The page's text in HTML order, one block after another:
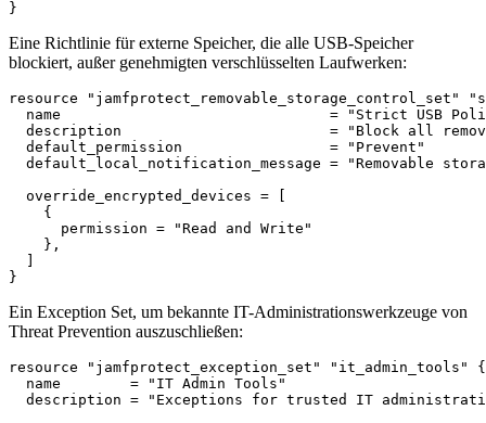
Eine Richtlinie für externe Speicher, die alle USB-Speicher
blockiert, außer genehmigten verschlüsselten Laufwerken:
resource
name                               = "Strict USB
description                        = "Block all
  default_permission                 = "Prevent"
default_local_notification_message = "Removable
  override_encrypted_devices = [
    {
      permission = "Read and Write"
    },
Ein Exception Set, um bekannte IT-Administrationswerkzeuge von
Threat Prevention auszuschließen:
resource "jamfprotect_exception_set" "it_admin_tools" {
  name        = "IT Admin Tools"
description = "Exceptions for trusted IT